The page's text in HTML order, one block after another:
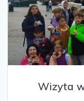
Wizyta